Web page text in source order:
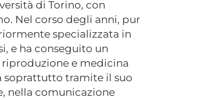
di Torino, con
Nel corso degli anni, pur
specializzata in
e ha conseguito un
e medicina
soprattutto tramite il suo
nella comunicazione